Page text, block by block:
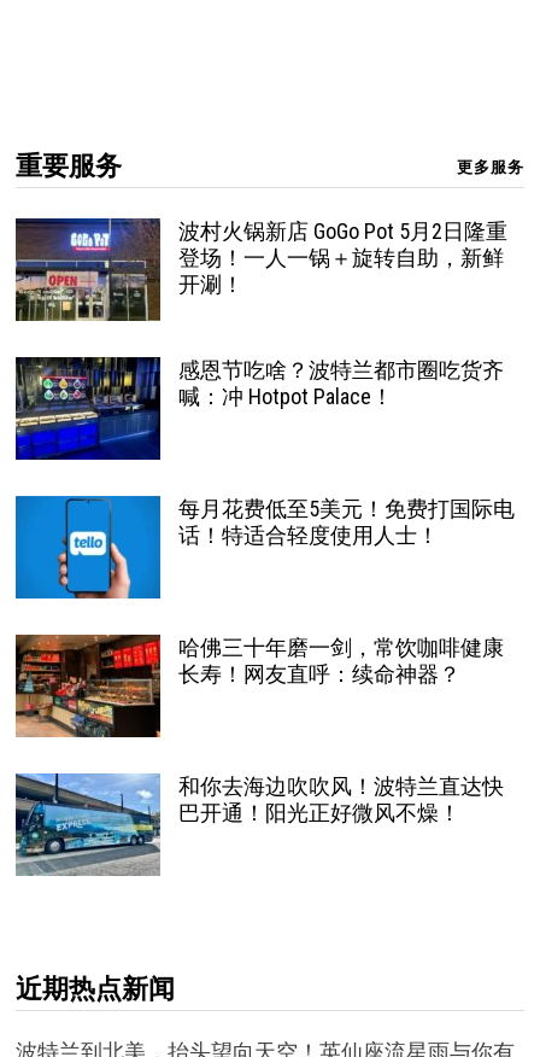
重要服务 更多服务
波村火锅新店 GoGo Pot 5月2日隆重
登场！一人一锅＋旋转自助，新鲜
开涮！
感恩节吃啥？波特兰都市圈吃货齐
喊：冲 Hotpot Palace！
每月花费低至5美元！免费打国际电
话！特适合轻度使用人士！
哈佛三十年磨一剑，常饮咖啡健康
长寿！网友直呼：续命神器？
和你去海边吹吹风！波特兰直达快
巴开通！阳光正好微风不燥！
近期热点新闻